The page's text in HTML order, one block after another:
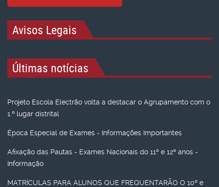
Avisos Legais
Últimas notícias
Projeto Escola Electrão volta a destacar o Agrupamento com o
1.º lugar distrital
Época Especial de Exames - Informações Importantes
Afixação das Pautas - Exames Nacionais do 11º e 12º anos -
Informação
MATRÍCULAS PARA ALUNOS QUE FREQUENTARÃO O 10º e